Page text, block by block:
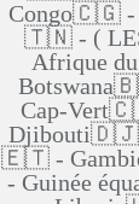
Congo🇨🇬 -
🇹🇳 - ( LES
Afrique
Cap-
Djibouti🇩🇯
🇪🇹 -
- Guinée